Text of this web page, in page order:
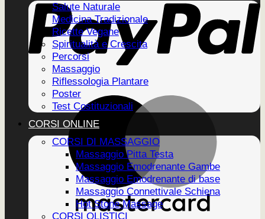
Salute Naturale
Medicina Tradizionale
Ricette Vegane
Spiritualità e Crescita
Percorsi
Massaggio
Riflessologia Plantare
Poster
Test Costituzionali
CORSI ONLINE
CORSI DI MASSAGGIO
Massaggio Pitta Testa
Massaggio Emodrenante Gambe
Massaggio Emodrenante di base
Massaggio Connettivale Schiena
Hot Stone Massage
CORSI OLISTICI